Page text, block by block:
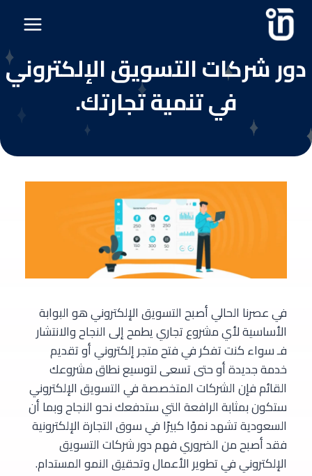
دور شركات التسويق الإلكتروني
في تنمية تجارتك.
في عصرنا الحالي أصبح التسويق الإلكتروني هو البوابة
الأساسية لأي مشروع تجاري يطمح إلى النجاح والانتشار
فـ سواء كنت تفكر في فتح متجر إلكتروني أو تقديم
خدمة جديدة أو حتى تسعى لتوسيع نطاق مشروعك
القائم فإن الشركات المتخصصة في التسويق الإلكتروني
ستكون بمثابة الرافعة التي ستدفعك نحو النجاح وبما أن
السعودية تشهد نموًا كبيرًا في سوق التجارة الإلكترونية
فقد أصبح من الضروري فهم دور شركات التسويق
الإلكتروني في تطوير الأعمال وتحقيق النمو المستدام.